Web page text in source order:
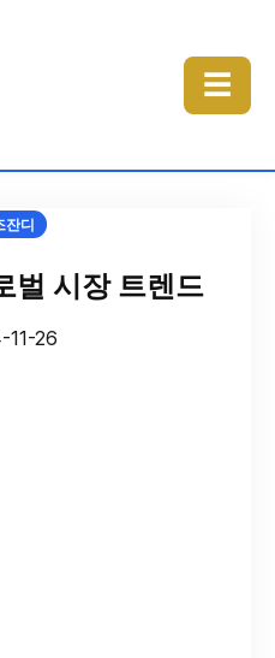
☰
잔디
벌 시장 트렌드
11-26